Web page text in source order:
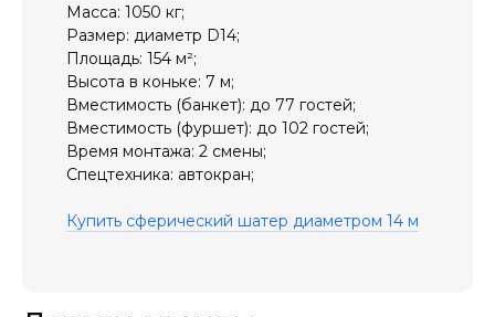
Масса: 1050 кг;
Размер: диаметр D14;
Площадь: 154 м²;
Высота в коньке: 7 м;
Вместимость (банкет): до 77 гостей;
Вместимость (фуршет): до 102 гостей;
Время монтажа: 2 смены;
Спецтехника: автокран;
Купить сферический шатер диаметром 14 м